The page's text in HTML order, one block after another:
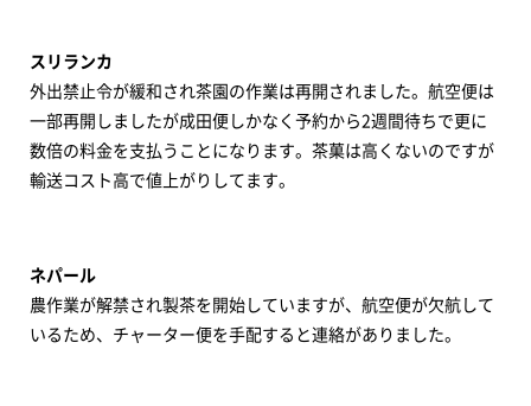
スリランカ
外出禁止令が緩和され茶園の作業は再開されました。航空便は
一部再開しましたが成田便しかなく予約から2週間待ちで更に
数倍の料金を支払うことになります。茶菓は高くないのですが
輸送コスト高で値上がりしてます。
ネパール
農作業が解禁され製茶を開始していますが、航空便が欠航して
いるため、チャーター便を手配すると連絡がありました。